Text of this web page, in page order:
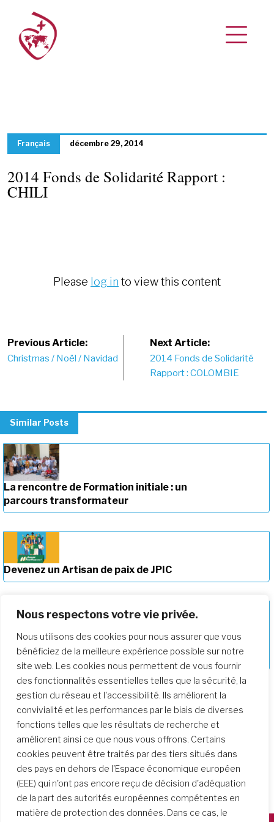
Nous respectons votre vie privée.
Nous utilisons des cookies pour nous assurer que vous
bénéficiez de la meilleure expérience possible sur notre
site web. Les cookies nous permettent de vous fournir
des fonctionnalités essentielles telles que la sécurité, la
gestion du réseau et l'accessibilité. Ils améliorent la
convivialité et les performances par le biais de diverses
fonctions telles que les résultats de recherche et
améliorent ainsi ce que nous vous offrons. Certains
cookies peuvent être traités par des tiers situés dans
des pays en dehors de l'Espace économique européen
(EEE) qui n'ont pas encore reçu de décision d'adéquation
de la part des autorités européennes compétentes en
matière de protection des données. Dans ce cas, le
Français décembre 29, 2014
2014 Fonds de Solidarité Rapport :
CHILI
Please log in to view this content
Post
navigation
Previous Article:
Christmas / Noël / Navidad
Next Article:
2014 Fonds de Solidarité
Rapport : COLOMBIE
Similar Posts
La rencontre de Formation initiale : un
parcours transformateur
Devenez un Artisan de paix de JPIC
Approfondir notre parcours de
formation